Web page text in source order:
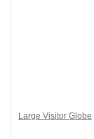
Large Visitor Globe